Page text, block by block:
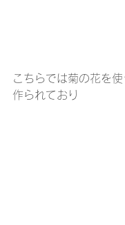
こちらでは菊の花を
作られており